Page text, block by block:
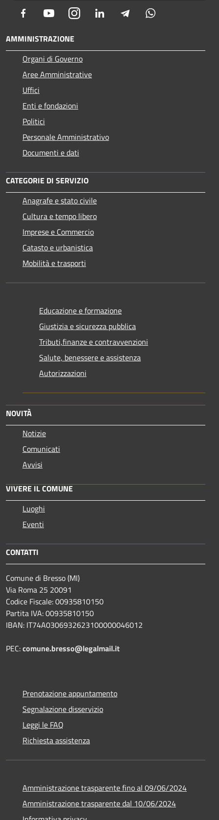
Facebook YoutubeInstagram LinkedIn Telegram
AMMINISTRAZIONE
Organi di Governo
Aree Amministrative
Uffici
Enti e fondazioni
Politici
Personale Amministrativo
Documenti e dati
CATEGORIE DI SERVIZIO
Anagrafe e stato civile
Cultura e tempo libero
Imprese e Commercio
Catasto e urbanistica
Mobilità e trasporti
Educazione e formazione
Giustizia e sicurezza pubblica
Tributi,finanze e contravvenzioni
Salute, benessere e assistenza
Autorizzazioni
NOVITÀ
Notizie
Comunicati
Avvisi
VIVERE IL COMUNE
Luoghi
Eventi
CONTATTI
Comune di Bresso (MI)
Via Roma 25 20091
Codice Fiscale: 00935810150
Partita IVA: 00935810150
IBAN: IT74A0306932623100000046012
PEC:comune.bresso@legalmail.it
Prenotazione appuntamento
Segnalazione disservizio
Leggi le FAQ
Richiesta assistenza
Amministrazione trasparente fino al 09/06/2024
Amministrazione trasparente dal 10/06/2024